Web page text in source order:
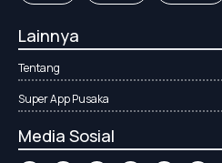
Lainnya
Tentang
Super App Pusaka
Media Sosial